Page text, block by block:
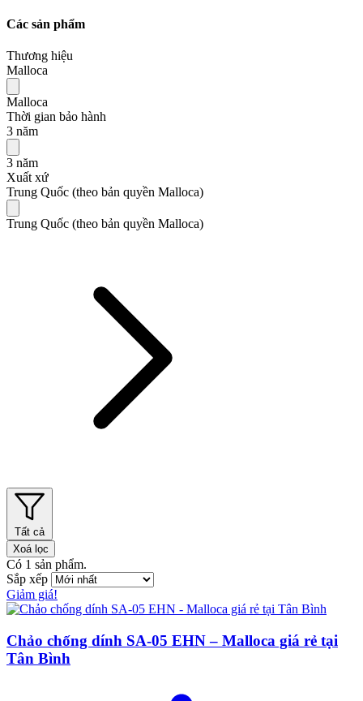
Các sản phẩm
Thương hiệu
Malloca
Malloca
Thời gian bảo hành
3 năm
3 năm
Xuất xứ
Trung Quốc (theo bản quyền Malloca)
Trung Quốc (theo bản quyền Malloca)
Tất cả
Xoá lọc
Có 1 sản phẩm.
Sắp xếp
Giảm giá!
Chảo chống dính SA-05 EHN – Malloca giá rẻ tại
Tân Bình